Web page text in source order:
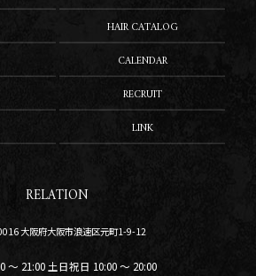
HAIR CATALOG
CALENDAR
RECRUIT
LINK
RELATION
大阪府大阪市浪速区元町1-9-12
〜 21:00 土日祝日 10:00 〜 20:00